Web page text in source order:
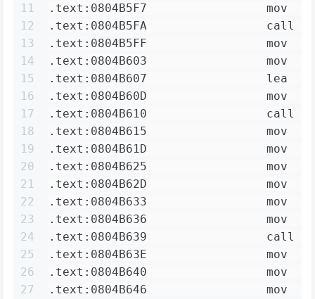
11
12
13
14
15
16
17
18
19
20
21
22
23
24
25
26
27
.text:0804B5F7                 mov
.text:0804B5FA                 call
.text:0804B5FF                 mov
.text:0804B603                 mov
.text:0804B607                 lea
.text:0804B60D                 mov
.text:0804B610                 call
.text:0804B615                 mov
.text:0804B61D                 mov
.text:0804B625                 mov
.text:0804B62D                 mov
.text:0804B633                 mov
.text:0804B636                 mov
.text:0804B639                 call
.text:0804B63E                 mov
.text:0804B640                 mov
.text:0804B646                 mov